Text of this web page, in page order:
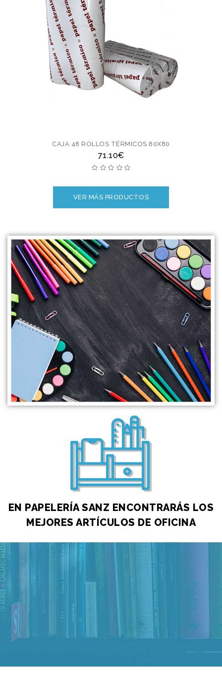
CAJA 48 ROLLOS TÉRMICOS 80X80
71.10€
VER MÁS PRODUCTOS
EN PAPELERÍA SANZ ENCONTRARÁS LOS
MEJORES ARTÍCULOS DE OFICINA